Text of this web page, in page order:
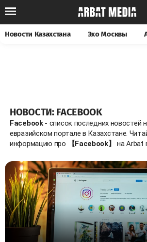
Новости Казахстана Эхо Москвы
НОВОСТИ: FACEBOOK
Facebook- список последних новостей
евразийском портале в Казахстане.
информацию про
【Facebook】 на Arbat